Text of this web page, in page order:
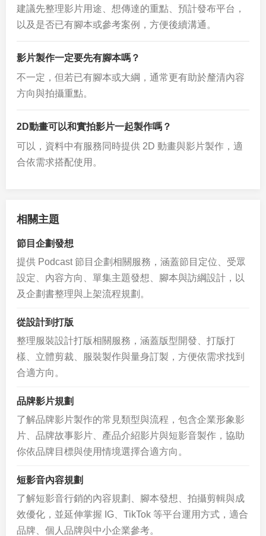
建議先整理影片用途、想傳達的重點、預計發布平台，
以及是否已有腳本或參考案例，方便後續溝通。
影片製作一定要先有腳本嗎？
不一定，但若已有腳本或大綱，通常更有助於釐清內容
方向與拍攝重點。
2D動畫可以和實拍影片一起製作嗎？
可以，資料中有服務同時提供 2D 動畫與影片製作，適
合依需求搭配使用。
相關主題
節目企劃發想
提供 Podcast 節目企劃相關服務，涵蓋節目定位、受眾
設定、內容方向、單集主題發想、腳本與訪綱設計，以
及企劃書整理與上架流程規劃。
從設計到打版
整理服裝設計打版相關服務，涵蓋版型開發、打版打
樣、立體剪裁、服裝製作與量身訂製，方便依需求找到
合適方向。
品牌影片規劃
了解品牌影片製作的常見類型與流程，包含企業形象影
片、品牌故事影片、產品介紹影片與短影音製作，協助
你依品牌目標與使用情境選擇合適方向。
短影音內容規劃
了解短影音行銷的內容規劃、腳本發想、拍攝剪輯與成
效優化，並延伸掌握 IG、TikTok 等平台運用方式，適合
品牌、個人品牌與中小企業參考。